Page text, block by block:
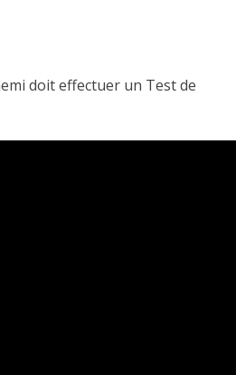
doit effectuer un Test de